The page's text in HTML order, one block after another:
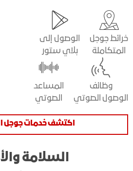
خرائط جوجل
المتكاملة
الوصول إلى
بلاي ستور
وظائف
الوصول الصوتي
المساعد
الصوتي
اكتشف خدمات جوجل
السلامة